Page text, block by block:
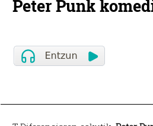
Peter Punk